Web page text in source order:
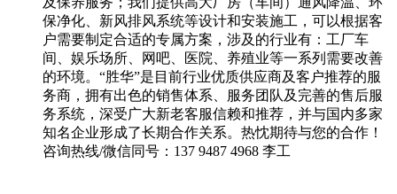
保净化、新风排风系统等设计和安装施工，可以根据客
户需要制定合适的专属方案，涉及的行业有：工厂车
间、娱乐场所、网吧、医院、养殖业等一系列需要改善
的环境。“胜华”是目前行业优质供应商及客户推荐的服
务商，拥有出色的销售体系、服务团队及完善的售后服
务系统，深受广大新老客服信赖和推荐，并与国内多家
知名企业形成了长期合作关系。热忱期待与您的合作！
咨询热线/微信同号：137 9487 4968 李工